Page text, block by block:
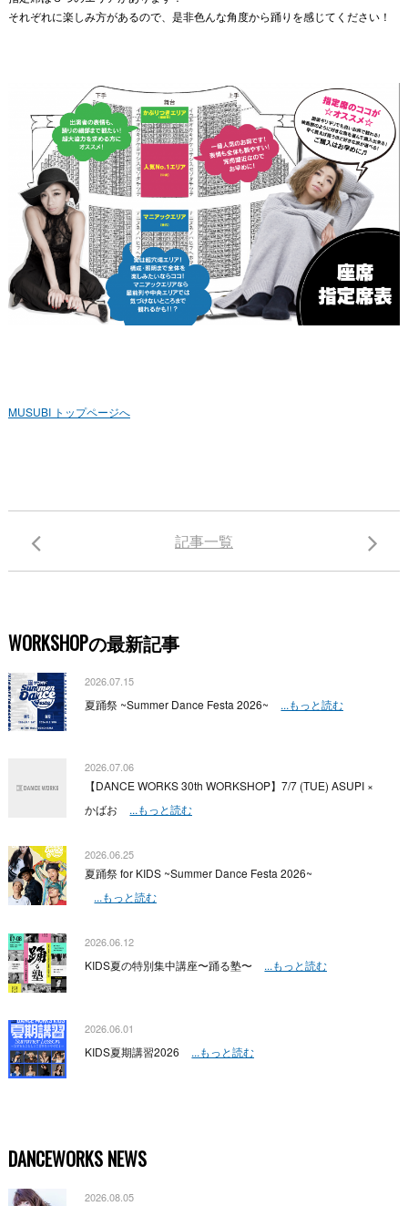
それぞれに楽しみ方があるので、是非色んな角度から踊りを感じてください！
MUSUBI トップページへ
記事一覧
WORKSHOPの最新記事
2026.07.15
夏踊祭 ~Summer Dance Festa 2026~ ...もっと読む
2026.07.06
【DANCE WORKS 30th WORKSHOP】7/7 (TUE) ASUPI ×
かばお
...もっと読む
2026.06.25
夏踊祭 for KIDS ~Summer Dance Festa 2026~
...もっと読む
2026.06.12
KIDS夏の特別集中講座〜踊る塾〜 ...もっと読む
2026.06.01
KIDS夏期講習2026 ...もっと読む
DANCEWORKS NEWS
2026.08.05